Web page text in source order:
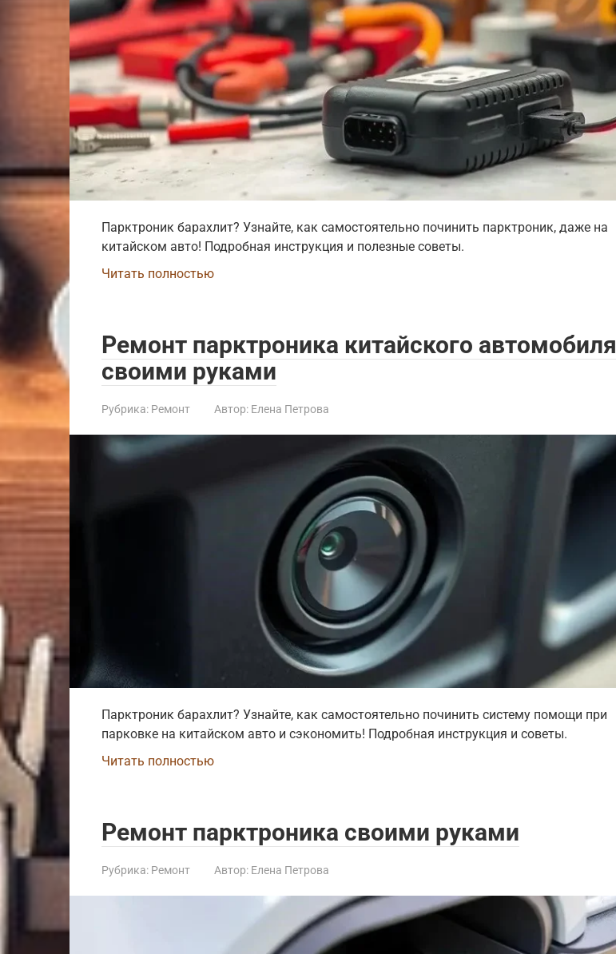
Парктроник барахлит? Узнайте, как самостоятельно починить парктроник, даже на
китайском авто! Подробная инструкция и полезные советы.
Читать полностью
Ремонт парктроника китайского автомобиля
своими руками
Рубрика: Ремонт Автор: Елена Петрова
Парктроник барахлит? Узнайте, как самостоятельно починить систему помощи при
парковке на китайском авто и сэкономить! Подробная инструкция и советы.
Читать полностью
Ремонт парктроника своими руками
Рубрика: Ремонт Автор: Елена Петрова